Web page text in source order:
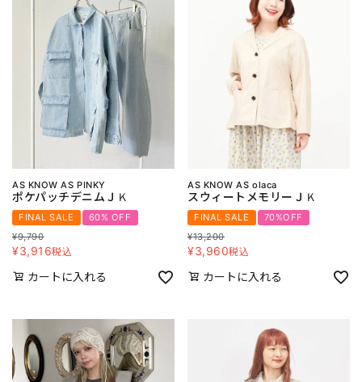
AS KNOW AS PINKY
ポケパッチデニムＪＫ
FINAL SALE
60% OFF
¥9,790
¥3,916税込
カートに入れる
AS KNOW AS olaca
スウィートメモリーＪＫ
FINAL SALE
70%OFF
¥13,200
¥3,960税込
カートに入れる